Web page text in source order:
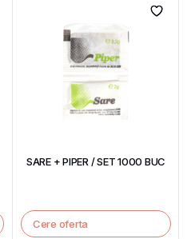
SARE + PIPER / SET 1000 BUC
Cere oferta